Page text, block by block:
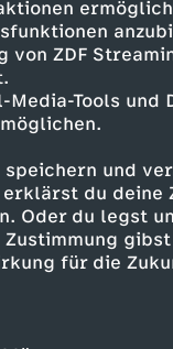
ZDF
Tools und
und
du deine
Oder du legst
für die
ort